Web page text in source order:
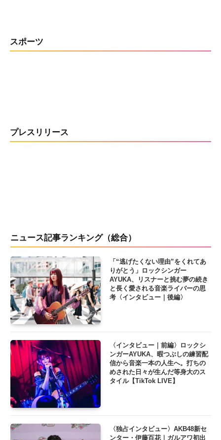
スポーツ
プレスリリース
ニュース記事ランキング（総合）
「“逃げたくない理由”をくれてあ
りがとう」ロックシンガー
AYUKA、リスナーと挑む夢の続き
と長く愛される音楽ライバーの思
考〈インタビュー｜後編〉
〈インタビュー｜前編〉ロックシ
ンガーAYUKA、暇つぶしの練習配
信から音楽一本の人生へ。打ちの
めされた日々が生んだ等身大のス
タイル【TikTok LIVE】
〈独占インタビュー〉AKB48新セ
ンター・伊藤百花｜ガルアワ初出